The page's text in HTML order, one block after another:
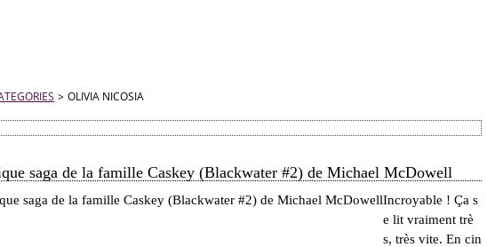
> OLIVIA NICOSIA
saga de la famille Caskey (Blackwater #2) de Michael McDowell
Incroyable ! Ça s
e lit vraiment trè
s, très vite. En cin